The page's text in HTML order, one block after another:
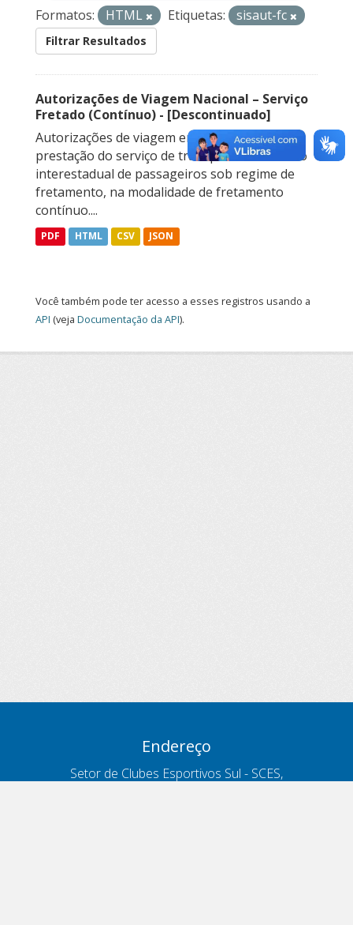
Formatos:
HTML Etiquetas: sisaut-fc
Filtrar Resultados
Autorizações de Viagem Nacional – Serviço
Fretado (Contínuo) - [Descontinuado]
Autorizações de viagem emitidas para a
prestação do serviço de transporte rodoviário
interestadual de passageiros sob regime de
fretamento, na modalidade de fretamento
contínuo....
PDF HTML CSV JSON
Você também pode ter acesso a esses registros usando a
API (veja Documentação da API).
Endereço
Setor de Clubes Esportivos Sul - SCES,